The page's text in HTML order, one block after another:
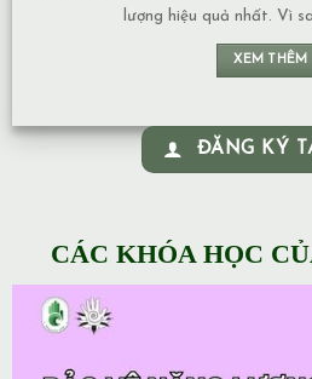
chuyển động
ĐĂNG KÝ
CÁC KHÓA HỌC